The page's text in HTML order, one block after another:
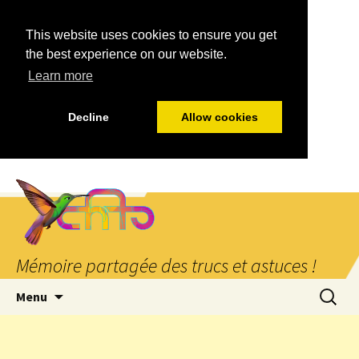
This website uses cookies to ensure you get
the best experience on our website.
Learn more
Decline Allow cookies
Mémoire partagée des trucs et astuces !
Menu